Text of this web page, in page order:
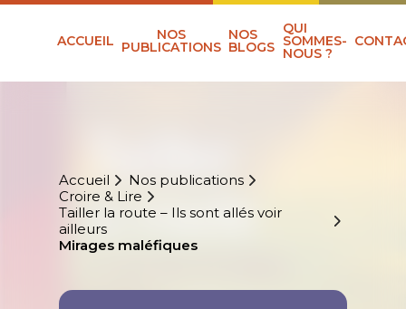
ACCUEIL NOS
PUBLICATIONS
NOS
BLOGS
QUI
SOMMES-
NOUS ?
Accueil
Nos publications
Croire & Lire
Tailler la route – Ils sont allés voir
ailleurs
Mirages maléfiques